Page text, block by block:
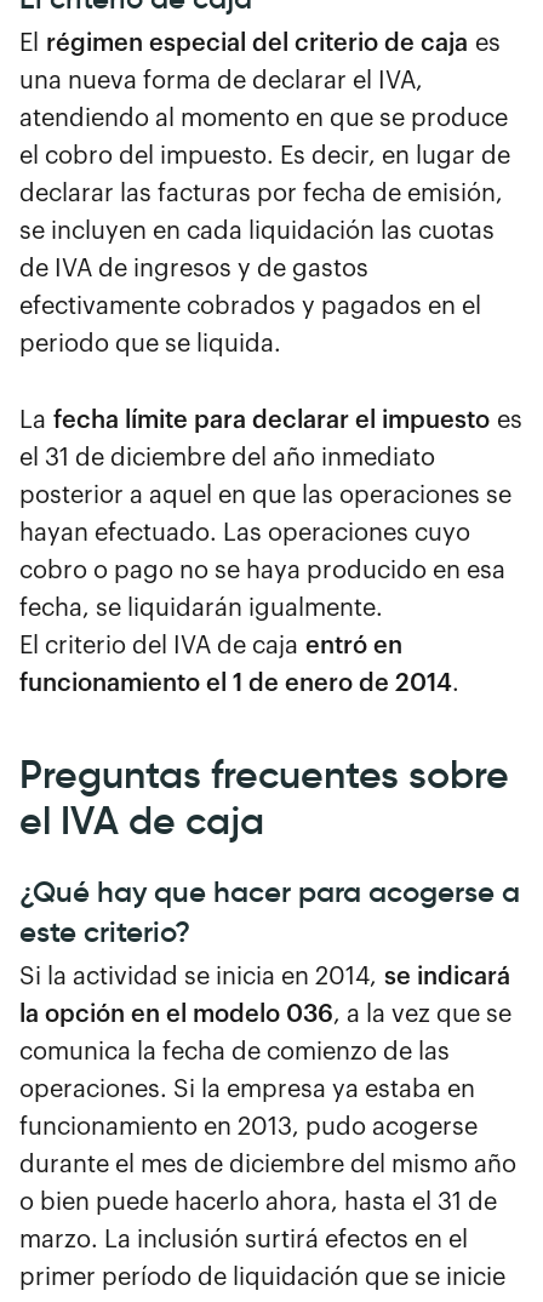
El régimen especial del criterio de caja es
una nueva forma de declarar el IVA,
atendiendo al momento en que se produce
el cobro del impuesto. Es decir, en lugar de
declarar las facturas por fecha de emisión,
se incluyen en cada liquidación las cuotas
de IVA de ingresos y de gastos
efectivamente cobrados y pagados en el
periodo que se liquida.
La fecha límite para declarar el impuesto es
el 31 de diciembre del año inmediato
posterior a aquel en que las operaciones se
hayan efectuado. Las operaciones cuyo
cobro o pago no se haya producido en esa
fecha, se liquidarán igualmente.
El criterio del IVA de caja entró en
funcionamiento el 1 de enero de 2014.
Preguntas frecuentes sobre
el IVA de caja
¿Qué hay que hacer para acogerse a
este criterio?
Si la actividad se inicia en 2014, se indicará
la opción en el modelo 036, a la vez que se
comunica la fecha de comienzo de las
operaciones. Si la empresa ya estaba en
funcionamiento en 2013, pudo acogerse
durante el mes de diciembre del mismo año
o bien puede hacerlo ahora, hasta el 31 de
marzo. La inclusión surtirá efectos en el
primer período de liquidación que se inicie